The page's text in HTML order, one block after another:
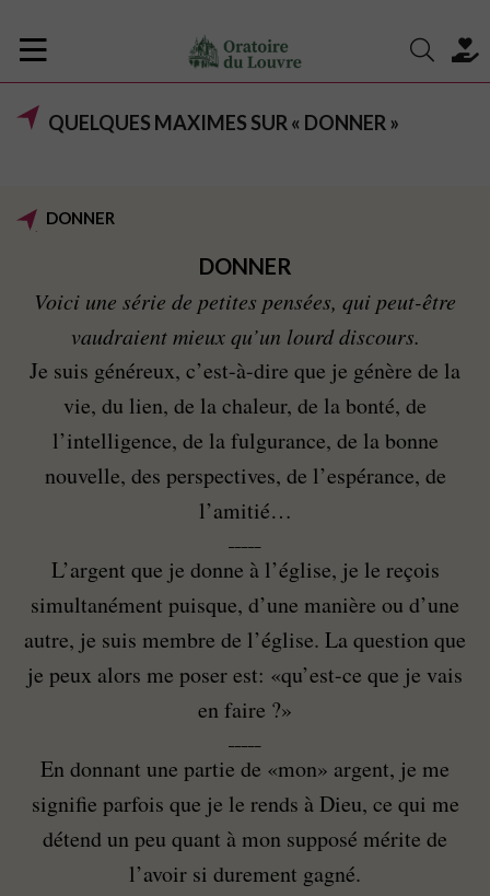
QUELQUES MAXIMES SUR « DONNER »
DONNER
DONNER
Voici une série de petites pensées, qui peut-être
vaudraient mieux qu’un lourd discours.
Je suis généreux, c’est-à-dire que je génère de la
vie, du lien, de la chaleur, de la bonté, de
l’intelligence, de la fulgurance, de la bonne
nouvelle, des perspectives, de l’espérance, de
l’amitié…
L’argent que je donne à l’église, je le reçois
simultanément puisque, d’une manière ou d’une
autre, je suis membre de l’église. La question que
je peux alors me poser est: «qu’est-ce que je vais
en faire ?»
En donnant une partie de «mon» argent, je me
signifie parfois que je le rends à Dieu, ce qui me
détend un peu quant à mon supposé mérite de
l’avoir si durement gagné.